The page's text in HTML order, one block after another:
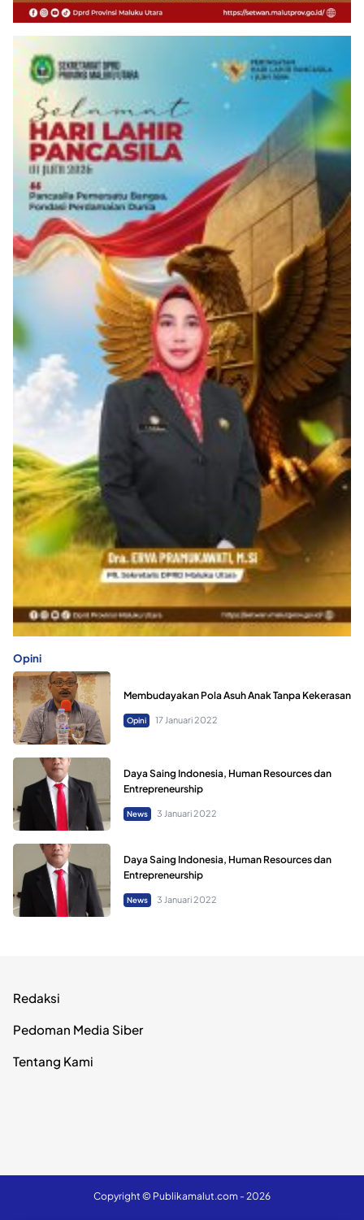
Opini
Membudayakan Pola Asuh Anak Tanpa Kekerasan
Opini 17 Januari 2022
Daya Saing Indonesia, Human Resources dan
Entrepreneurship
News 3 Januari 2022
Daya Saing Indonesia, Human Resources dan
Entrepreneurship
News 3 Januari 2022
Redaksi
Pedoman Media Siber
Tentang Kami
Copyright © Publikamalut.com - 2026